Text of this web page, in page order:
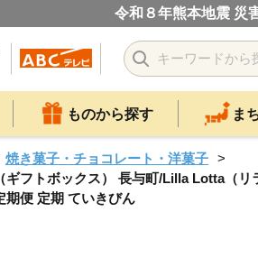
令和８年熊本地震 災
ものから探す ま
焼き菓子・チョコレート・洋菓子
ギフトボックス） 長与町/Lilla Lotta（
期便 定期 ていきびん